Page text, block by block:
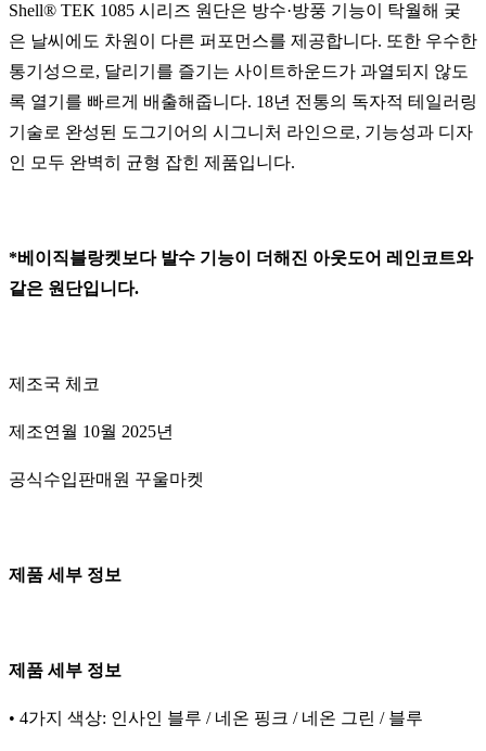
Shell® TEK 1085 시리즈 원단은 방수·방풍 기능이 탁월해 궂
은 날씨에도 차원이 다른 퍼포먼스를 제공합니다. 또한 우수한
통기성으로, 달리기를 즐기는 사이트하운드가 과열되지 않도
록 열기를 빠르게 배출해줍니다. 18년 전통의 독자적 테일러링
기술로 완성된 도그기어의 시그니처 라인으로, 기능성과 디자
인 모두 완벽히 균형 잡힌 제품입니다.
*베이직블랑켓보다 발수 기능이 더해진 아웃도어 레인코트와
같은 원단입니다.
제조국 체코
제조연월 10월 2025년
공식수입판매원 꾸울마켓
제품 세부 정보
제품 세부 정보
• 4가지 색상: 인사인 블루 / 네온 핑크 / 네온 그린 / 블루